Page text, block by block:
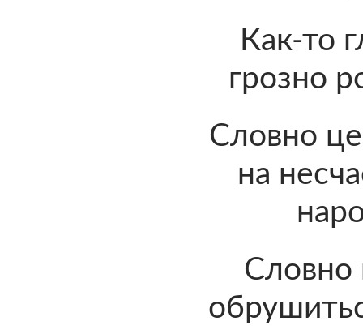
Как-то
грозно
Словно
на
Словно